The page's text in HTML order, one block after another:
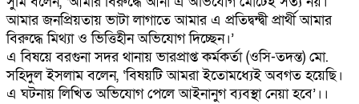
আমার জনপ্রিয়তায় ভাটা লাগাতে আমার এ প্রতিদ্বন্দ্বী প্রার্থী আমার
বিরুদ্ধে মিথ্যা ও ভিত্তিহীন অভিযোগ দিচ্ছেন।’
এ বিষয়ে বরগুনা সদর থানায় ভারপ্রাপ্ত কর্মকর্তা (ওসি-তদন্ত) মো.
সহিদুল ইসলাম বলেন, ‘বিষয়টি আমরা ইতোমধ্যেই অবগত হয়েছি।
এ ঘটনায় লিখিত অভিযোগ পেলে আইনানুগ ব্যবস্থা নেয়া হবে’।।